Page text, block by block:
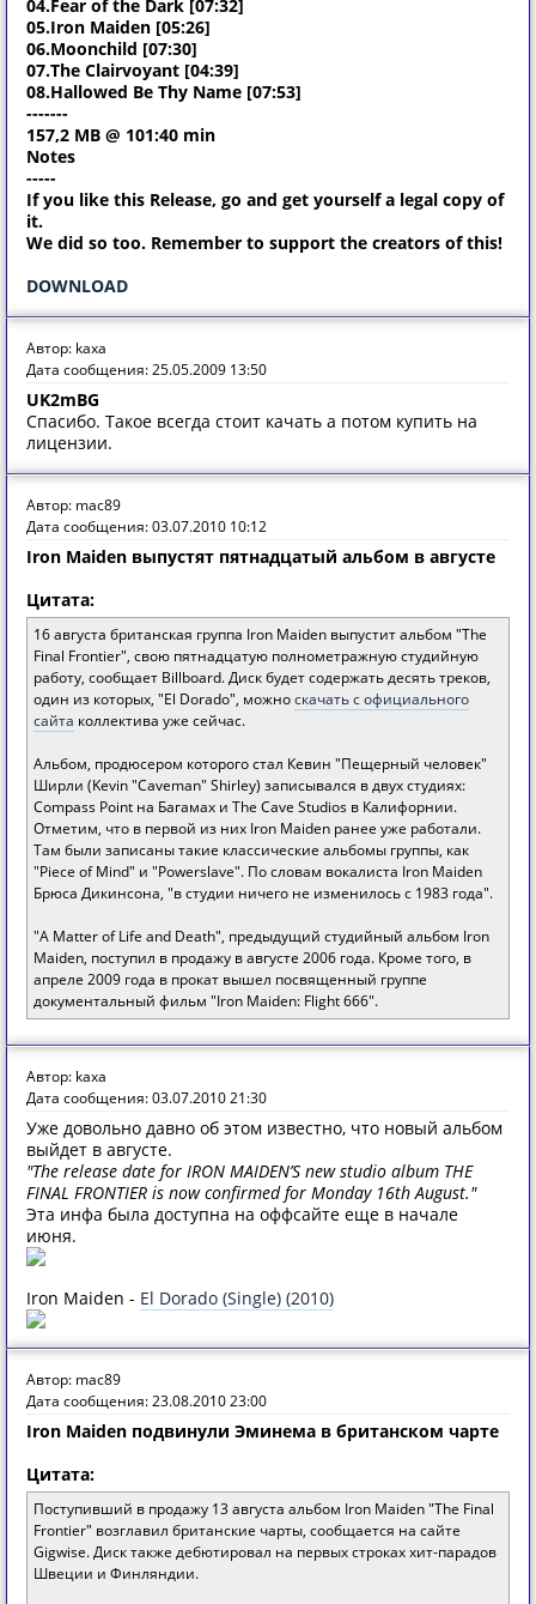
04.Fear of the Dark [07:32]
05.Iron Maiden [05:26]
06.Moonchild [07:30]
07.The Clairvoyant [04:39]
08.Hallowed Be Thy Name [07:53]
-------
157,2 MB @ 101:40 min
Notes
-----
If you like this Release, go and get yourself a legal copy of
it.
We did so too. Remember to support the creators of this!
DOWNLOAD
Автор: kaxa
Дата сообщения: 25.05.2009 13:50
UK2mBG
Спасибо. Такое всегда стоит качать а потом купить на
лицензии.
Автор: mac89
Дата сообщения: 03.07.2010 10:12
Iron Maiden выпустят пятнадцатый альбом в августе
Цитата:
16 августа британская группа Iron Maiden выпустит альбом "The
Final Frontier", свою пятнадцатую полнометражную студийную
работу, сообщает Billboard. Диск будет содержать десять треков,
один из которых, "El Dorado", можноскачать с официального
сайта коллектива уже сейчас.
Альбом, продюсером которого стал Кевин "Пещерный человек"
Ширли (Kevin "Caveman" Shirley) записывался в двух студиях:
Compass Point на Багамах и The Cave Studios в Калифорнии.
Отметим, что в первой из них Iron Maiden ранее уже работали.
Там были записаны такие классические альбомы группы, как
"Piece of Mind" и "Powerslave". По словам вокалиста Iron Maiden
Брюса Дикинсона, "в студии ничего не изменилось с 1983 года".
"A Matter of Life and Death", предыдущий студийный альбом Iron
Maiden, поступил в продажу в августе 2006 года. Кроме того, в
апреле 2009 года в прокат вышел посвященный группе
документальный фильм "Iron Maiden: Flight 666".
Автор: kaxa
Дата сообщения: 03.07.2010 21:30
Уже довольно давно об этом известно, что новый альбом
выйдет в августе.
"The release date for IRON MAIDEN’S new studio album THE
FINAL FRONTIER is now confirmed for Monday 16th August."
Эта инфа была доступна на оффсайте еще в начале
июня.
Iron Maiden - El Dorado (Single) (2010)
Автор: mac89
Дата сообщения: 23.08.2010 23:00
Iron Maiden подвинули Эминема в британском чарте
Цитата:
Поступивший в продажу 13 августа альбом Iron Maiden "The Final
Frontier" возглавил британские чарты, сообщается на сайте
Gigwise. Диск также дебютировал на первых строках хит-парадов
Швеции и Финляндии.